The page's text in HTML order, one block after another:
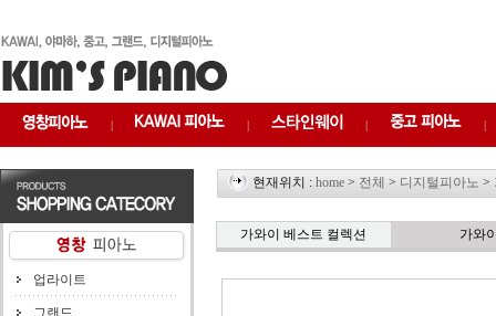
| | | |
업라이트
그랜드
현재위치 :home > 전체 > 디지털피아노 >
가와이 베스트 컬렉션 가와